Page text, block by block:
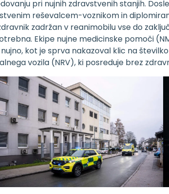
pri nujnih zdravstvenih stanjih.
reševalcem-voznikom in
zadržan v reanimobilu vse do
Ekipe nujne medicinske pomoči
kot je sprva nakazoval klic na
vozila (NRV), ki posreduje brez